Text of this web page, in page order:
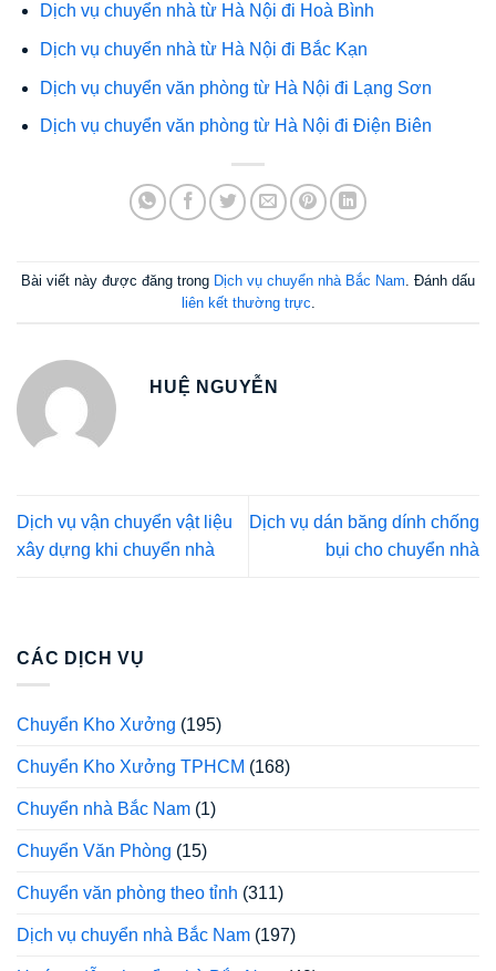
Dịch vụ chuyển nhà từ Hà Nội đi Hoà Bình
Dịch vụ chuyển nhà từ Hà Nội đi Bắc Kạn
Dịch vụ chuyển văn phòng từ Hà Nội đi Lạng Sơn
Dịch vụ chuyển văn phòng từ Hà Nội đi Điện Biên
Bài viết này được đăng trong Dịch vụ chuyển nhà Bắc Nam . Đánh dấu
liên kết thường trực
HUỆ NGUYỄN
Dịch vụ vận chuyển vật liệu
xây dựng khi chuyển nhà
Dịch vụ dán băng dính chống
bụi cho chuyển nhà
CÁC DỊCH VỤ
Chuyển Kho Xưởng (195)
Chuyển Kho Xưởng TPHCM (168)
Chuyển nhà Bắc Nam (1)
Chuyển Văn Phòng (15)
Chuyển văn phòng theo tỉnh (311)
Dịch vụ chuyển nhà Bắc Nam (197)